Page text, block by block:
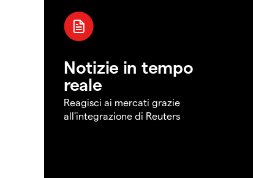
Notizie in tempo
reale
Reagisci ai mercati grazie
all'integrazione di Reuters